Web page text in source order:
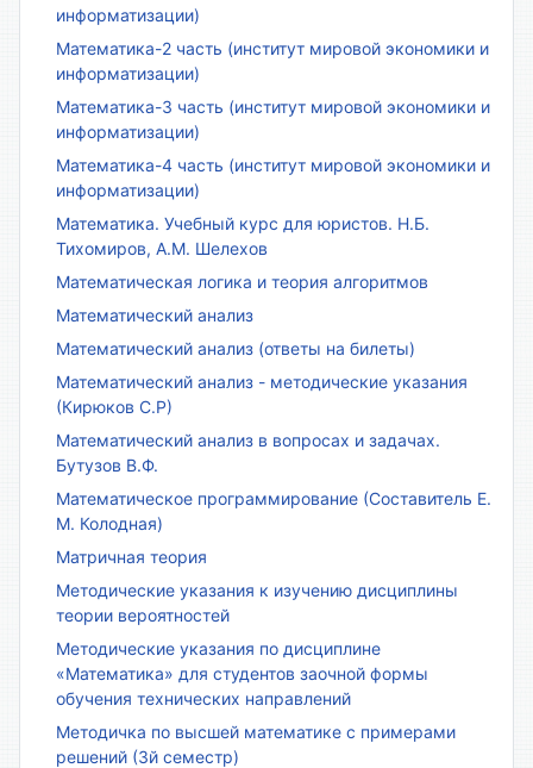
информатизации)
Математика-2 часть (институт мировой экономики и
информатизации)
Математика-3 часть (институт мировой экономики и
информатизации)
Математика-4 часть (институт мировой экономики и
информатизации)
Математика. Учебный курс для юристов. Н.Б.
Тихомиров, А.М. Шелехов
Математическая логика и теория алгоритмов
Математический анализ
Математический анализ (ответы на билеты)
Математический анализ - методические указания
(Кирюков С.Р)
Математический анализ в вопросах и задачах.
Бутузов В.Ф.
Математическое программирование (Составитель Е.
М. Колодная)
Матричная теория
Методические указания к изучению дисциплины
теории вероятностей
Методические указания по дисциплине
«Математика» для студентов заочной формы
обучения технических направлений
Методичка по высшей математике с примерами
решений (3й семестр)